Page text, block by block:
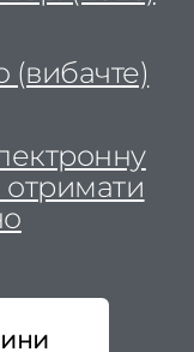
(2023)
(вибачте)